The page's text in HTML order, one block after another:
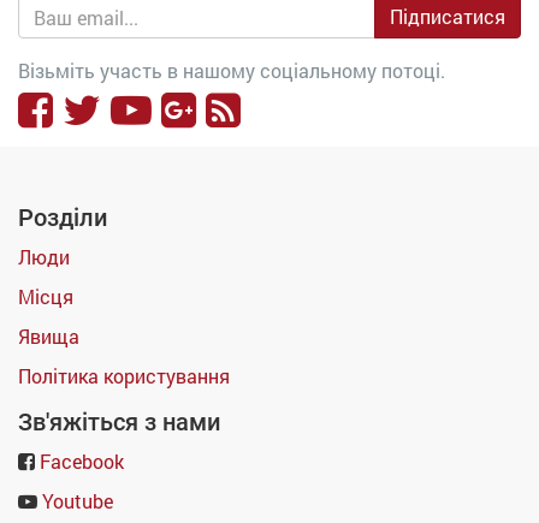
Підписатися
Візьміть участь в нашому соціальному потоці.
Розділи
Люди
Місця
Явища
Політика користування
Зв'яжіться з нами
Facebook
Youtube